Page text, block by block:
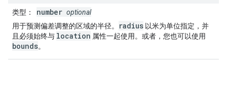
类型 ： number optional
用于预测偏差调整的区域的半径。
radius 以米为单位指定，并
且必须始终与 location 属性一起使用。或者，您也可以使用
bounds。